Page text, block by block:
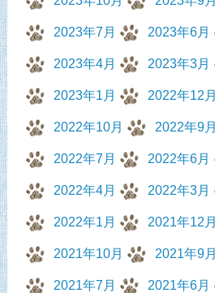
2023年7月 2023年6月
2023年4月 2023年3月
2023年1月 2022年12月
2022年10月 2022年9月
2022年7月 2022年6月
2022年4月 2022年3月
2022年1月 2021年12月
2021年10月 2021年9月
2021年7月 2021年6月